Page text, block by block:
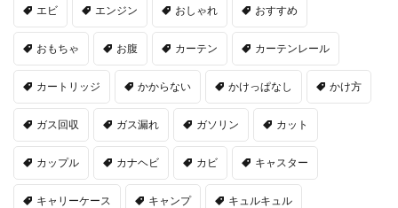
エビ エンジン おしゃれ おすすめ
おもちゃ お腹 カーテン カーテンレール
カートリッジ かからない かけっぱなし かけ方
ガス回収 ガス漏れ ガソリン カット
カップル カナヘビ カビ キャスター
キャリーケース キャンプ キュルキュル